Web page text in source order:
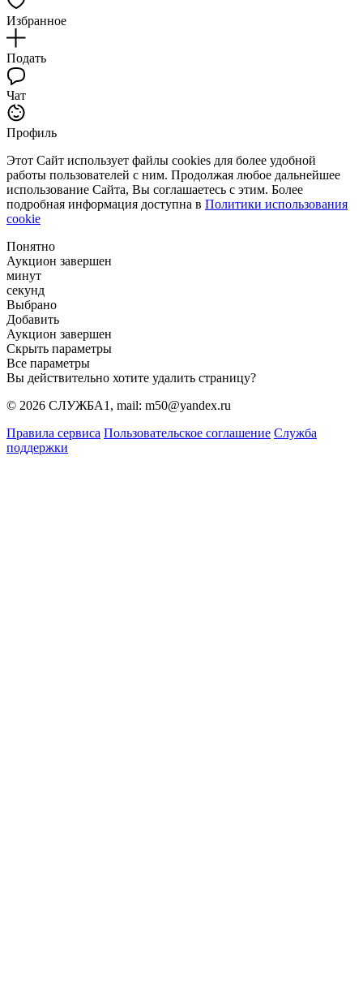
Избранное
Подать
Чат
Профиль
Этот Сайт использует файлы cookies для более удобной
работы пользователей с ним. Продолжая любое дальнейшее
использование Сайта, Вы соглашаетесь с этим. Более
подробная информация доступна в Политики использования
cookie
Понятно
Аукцион завершен
минут
секунд
Выбрано
Добавить
Аукцион завершен
Скрыть параметры
Все параметры
Вы действительно хотите удалить страницу?
© 2026 СЛУЖБА1, mail: m50@yandex.ru
Правила сервиса Пользовательское соглашение Служба
поддержки